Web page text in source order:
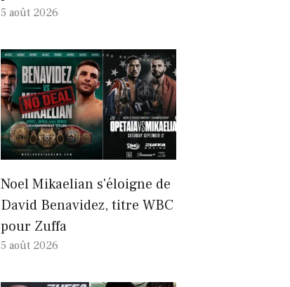
5 août 2026
Noel Mikaelian s'éloigne de
David Benavidez, titre WBC
pour Zuffa
5 août 2026